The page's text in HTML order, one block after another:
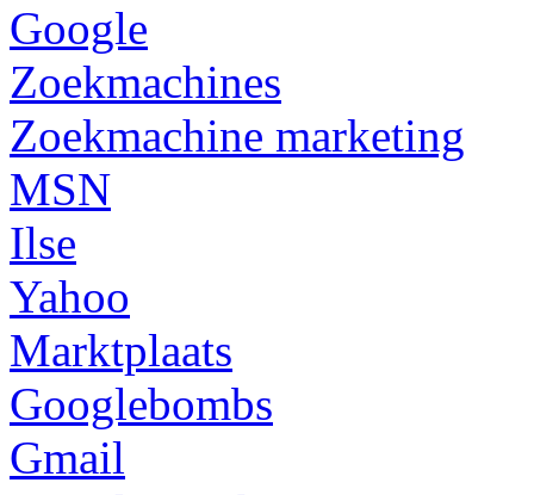
Google
Zoekmachines
Zoekmachine marketing
MSN
Ilse
Yahoo
Marktplaats
Googlebombs
Gmail